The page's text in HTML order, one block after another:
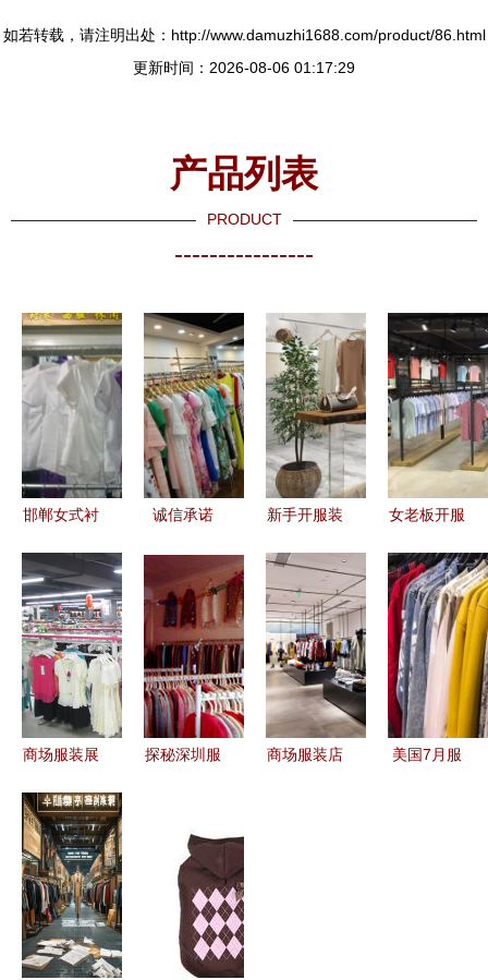
如若转载，请注明出处：http://www.damuzhi1688.com/product/86.html
更新时间：2026-08-06 01:17:29
产品列表
PRODUCT
----------------
邯郸女式衬
略 厂家直
供、价格解
析与进货指
南
诚信承诺
无需任何保
证金与加盟
费——服装
零售的新模
式
新手开服装
从零到稳步
经营
女老板开服
装还是女装
好？结合实
际经营建议
商场服装展
打造沉浸式
购物体验的
制胜之道
探秘深圳服
营之道
商场服装店
美国7月服